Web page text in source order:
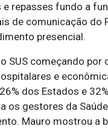
repasses fundo a
de comunicação do
presencial.
SUS começando
e
dos Estados e
os gestores da
Mauro mostrou a